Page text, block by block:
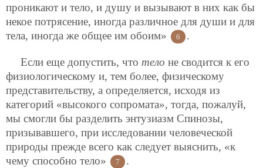
проникают и тело, и душу и вызывают в них как бы
некое потрясение, иногда различное для души и для
тела, иногда же общее им обоим»
6 .
Если еще допустить, что тело не сводится к его
физиологическому и, тем более, физическому
представительству, а определяется, исходя из
категорий «высокого сопромата», тогда, пожалуй,
мы смогли бы разделить энтузиазм Спинозы,
призывавшего, при исследовании человеческой
природы прежде всего как следует выяснить, «к
чему способно тело»
7 .